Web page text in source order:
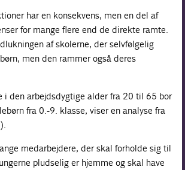
har en konsekvens, men en del af
for mange flere end de direkte ramte.
af skolerne, der selvfølgelig
men den rammer også deres
i den arbejdsdygtige alder fra 20 til 65 bor
fra 0.-9. klasse, viser en analyse fra
medarbejdere, der skal forholde sig til
pludselig er hjemme og skal have